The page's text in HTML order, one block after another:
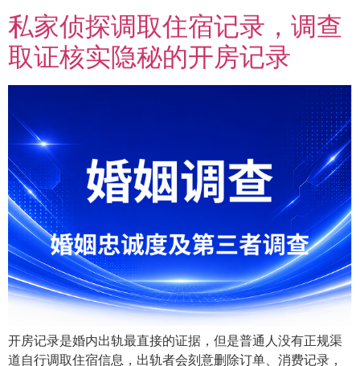
私家侦探调取住宿记录，调查
取证核实隐秘的开房记录
开房记录是婚内出轨最直接的证据，但是普通人没有正规渠
道自行调取住宿信息，出轨者会刻意删除订单、消费记录，